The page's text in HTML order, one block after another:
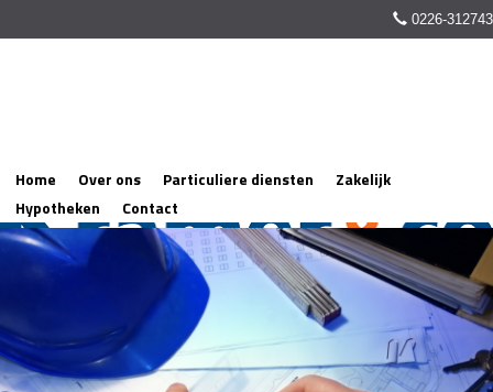
0226-312743
Home Over ons Particuliere diensten
Zakelijk
Hypotheken
Contact